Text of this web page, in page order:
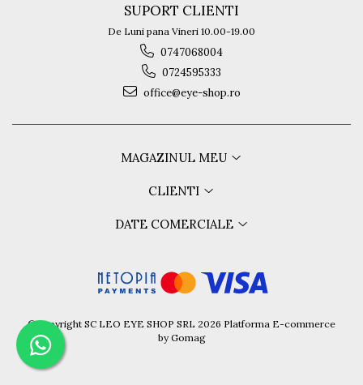
SUPORT CLIENTI
De Luni pana Vineri 10.00-19.00
0747068004
0724595333
office@eye-shop.ro
MAGAZINUL MEU
CLIENTI
DATE COMERCIALE
©Copyright SC LEO EYE SHOP SRL 2026 Platforma E-commerce
by Gomag